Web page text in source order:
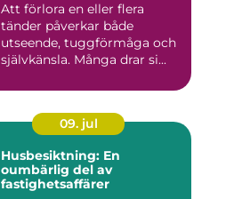
Att förlora en eller flera
tänder påverkar både
utseende, tuggförmåga och
självkänsla. Många drar si...
09. jul
Husbesiktning: En
oumbärlig del av
fastighetsaffärer